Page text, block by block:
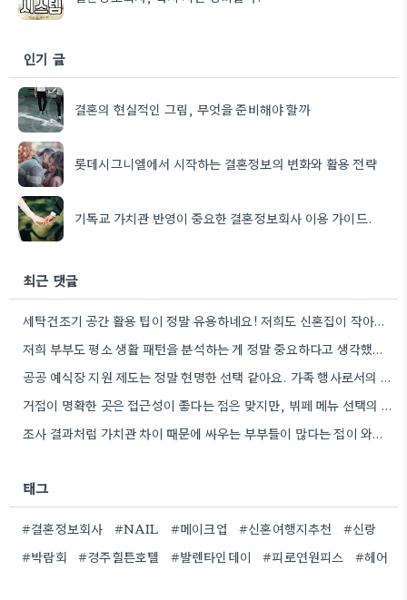
인기 글
결혼의 현실적인 그림, 무엇을 준비해야 할까
롯데시그니엘에서 시작하는 결혼정보의 변화와 활용 전략
기독교 가치관 반영이 중요한 결혼정보회사 이용 가이드.
최근 댓글
세탁건조기 공간 활용 팁이 정말 유용하네요! 저희도 신혼집이 작아서 비슷한 고민을 많이 했었는데, 직렬 설치를…
저희 부부도 평소 생활 패턴을 분석하는 게 정말 중요하다고 생각했어요. 특히 요리 빈도 때문에 고민이…
공공 예식장 지원 제도는 정말 현명한 선택 같아요. 가족 행사로서의 의미를 생각하면 비용 부담도 덜할…
거점이 명확한 곳은 접근성이 좋다는 점은 맞지만, 뷔페 메뉴 선택의 폭이 줄어들 가능성이 높아 보네요.
조사 결과처럼 가치관 차이 때문에 싸우는 부부들이 많다는 점이 와닿네요. 좀 더 깊이 있는 대화를…
태그
#결혼정보회사 #NAIL #메이크업 #신혼여행지추천
#신랑
#박람회
#경주힐튼호텔 #발렌타인데이 #피로연원피스 #헤어